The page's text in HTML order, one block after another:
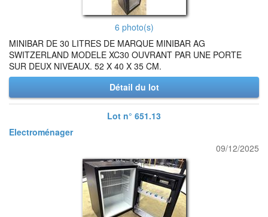
6 photo(s)
MINIBAR DE 30 LITRES DE MARQUE MINIBAR AG
SWITZERLAND MODELE XC30 OUVRANT PAR UNE PORTE
SUR DEUX NIVEAUX. 52 X 40 X 35 CM.
Détail du lot
Lot n° 651.13
Electroménager
09/12/2025